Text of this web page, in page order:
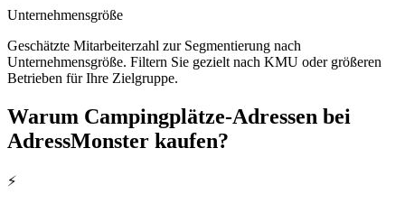
Unternehmensgröße
Geschätzte Mitarbeiterzahl zur Segmentierung nach
Unternehmensgröße. Filtern Sie gezielt nach KMU oder größeren
Betrieben für Ihre Zielgruppe.
Warum Campingplätze-Adressen bei
AdressMonster kaufen?
⚡